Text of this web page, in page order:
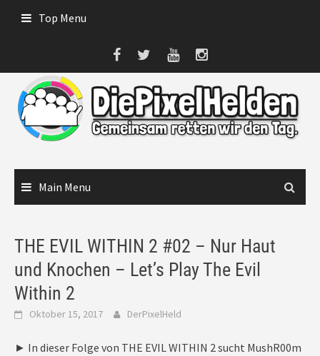
Top Menu
Main Menu
THE EVIL WITHIN 2 #02 – Nur Haut
und Knochen – Let’s Play The Evil
Within 2
Oktober 15, 2017 DerPixelHeld
► In dieser Folge von THE EVIL WITHIN 2 sucht MushR00m